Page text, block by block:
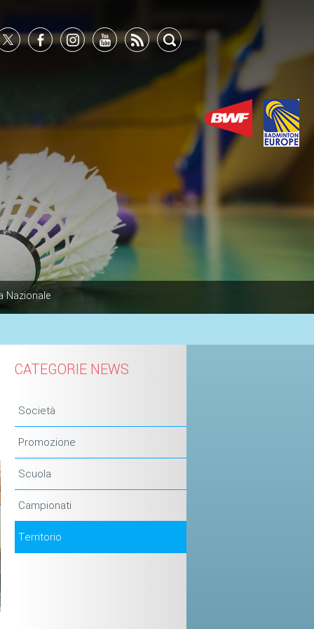
Nazionale
CATEGORIE NEWS
Società
Promozione
Scuola
Campionati
Territorio